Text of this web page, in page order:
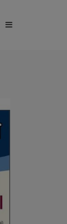
Sidebar